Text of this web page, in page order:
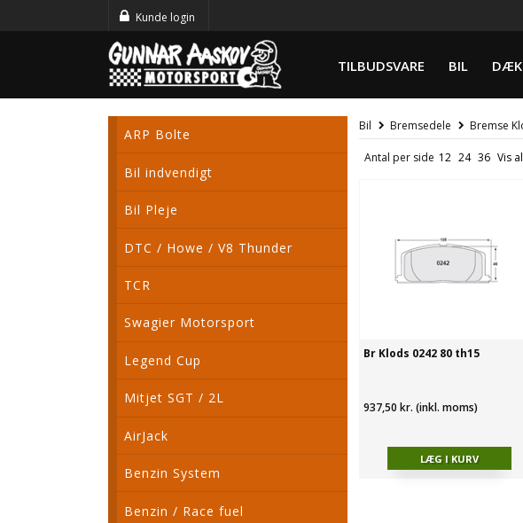
Kunde login
TILBUDSVARE BIL DÆK
ARP Bolte
Bil indvendigt
Bil Pleje
DTC / Howe / V8 Thunder
TCR
Swagier Motorsport
Legend Cup
Mitjet SGT / 2L
AirJack
Benzin System
Benzin / Race fuel
Bil Bremsedele Bremse
Antal per side
Br Klods 0242 80 th15
937,50 kr. (inkl. moms)